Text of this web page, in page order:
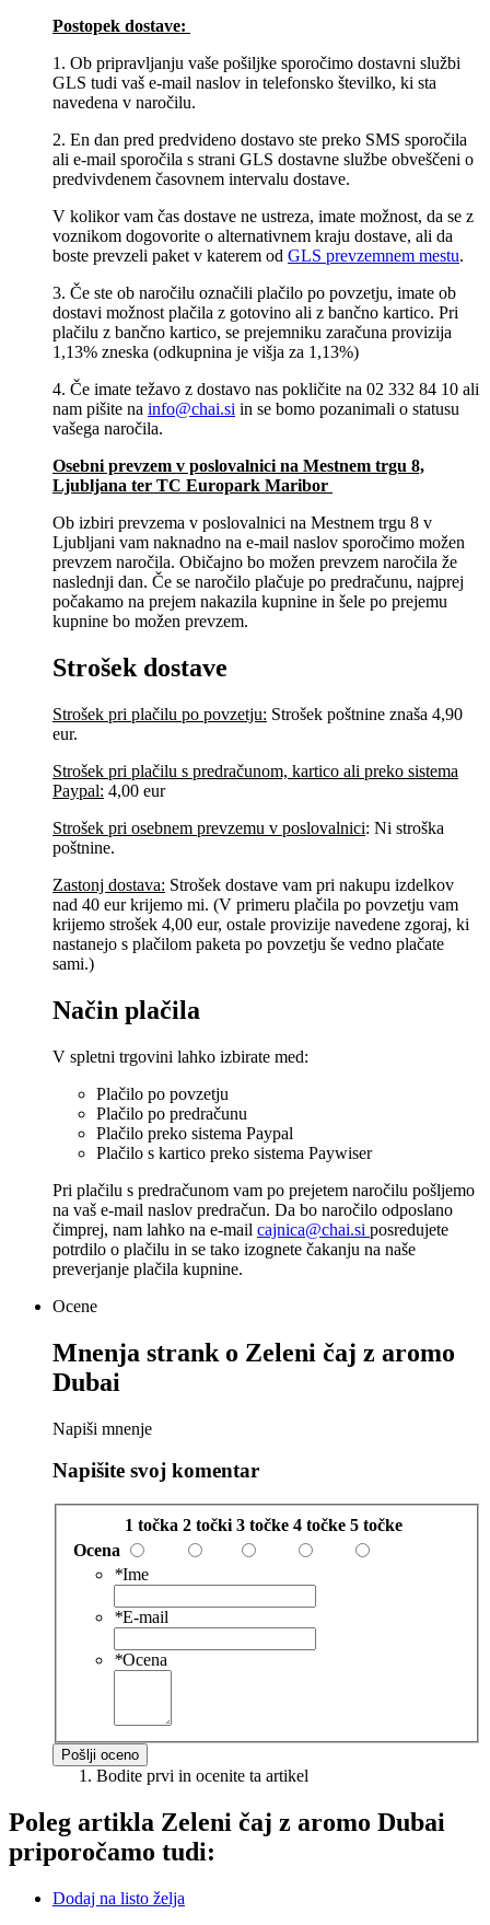
Postopek dostave:
1. Ob pripravljanju vaše pošiljke sporočimo dostavni službi
GLS tudi vaš e-mail naslov in telefonsko številko, ki sta
navedena v naročilu.
2. En dan pred predvideno dostavo ste preko SMS sporočila
ali e-mail sporočila s strani GLS dostavne službe obveščeni o
predvivdenem časovnem intervalu dostave.
V kolikor vam čas dostave ne ustreza, imate možnost, da se z
voznikom dogovorite o alternativnem kraju dostave, ali da
boste prevzeli paket v katerem od GLS prevzemnem mestu.
3. Če ste ob naročilu označili plačilo po povzetju, imate ob
dostavi možnost plačila z gotovino ali z bančno kartico. Pri
plačilu z bančno kartico, se prejemniku zaračuna provizija
1,13% zneska (odkupnina je višja za 1,13%)
4. Če imate težavo z dostavo nas pokličite na 02 332 84 10 ali
nam pišite na info@chai.si in se bomo pozanimali o statusu
vašega naročila.
Osebni prevzem v poslovalnici na Mestnem trgu 8,
Ljubljana​ ter TC Europark Maribor
Ob izbiri prevzema v poslovalnici na Mestnem trgu 8 v
Ljubljani vam naknadno na e-mail naslov sporočimo možen
prevzem naročila. Običajno bo možen prevzem naročila že
naslednji dan. Če se naročilo plačuje po predračunu, najprej
počakamo na prejem nakazila kupnine in šele po prejemu
kupnine bo možen prevzem.
Strošek dostave
Strošek pri plačilu po povzetju: Strošek poštnine znaša 4,90
eur.
Strošek pri plačilu s predračunom, kartico ali preko sistema
Paypal: 4,00 eur
Strošek pri osebnem prevzemu v poslovalnici: Ni stroška
poštnine.
Zastonj dostava: Strošek dostave vam pri nakupu izdelkov
nad 40 eur krijemo mi. (V primeru plačila po povzetju vam
krijemo strošek 4,00 eur, ostale provizije navedene zgoraj, ki
nastanejo s plačilom paketa po povzetju še vedno plačate
sami.)
Način plačila
V spletni trgovini lahko izbirate med:
Plačilo po povzetju
Plačilo po predračunu
Plačilo preko sistema Paypal
Plačilo s kartico preko sistema Paywiser
Pri plačilu s predračunom vam po prejetem naročilu pošljemo
na vaš e-mail naslov predračun. Da bo naročilo odposlano
čimprej, nam lahko na e-mail cajnica@chai.si posredujete
potrdilo o plačilu in se tako izognete čakanju na naše
preverjanje plačila kupnine.
Ocene
Mnenja strank o Zeleni čaj z aromo
Dubai
Napiši mnenje
Napišite svoj komentar
1 točka 2 točki 3 točke 4 točke 5 točke
Ocena
*Ime
*E-mail
*Ocena
Pošlji oceno
Bodite prvi in ocenite ta artikel
Poleg artikla Zeleni čaj z aromo Dubai
priporočamo tudi:
Dodaj na listo želja